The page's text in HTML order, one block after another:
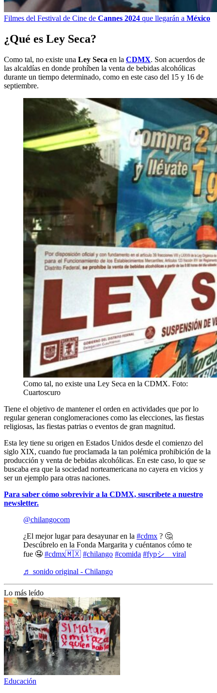
Filmes del Festival de Cine de Cannes 2024 que llegarán a México
¿Qué es Ley Seca?
Como tal, no existe una Ley Seca en la CDMX. Son acuerdos de
las alcaldías en donde prohíben la venta de bebidas alcohólicas
durante un tiempo determinado, como en este caso del 15 y 16 de
septiembre.
Como tal, no existe una Ley Seca en la CDMX. Foto:
Cuartoscuro
Tiene el objetivo de mantener el orden en actividades que por lo
regular generan conglomeraciones como las elecciones, las fiestas
religiosas, las fiestas patrias o eventos de gran magnitud.
Esta ley tiene su origen en Estados Unidos desde el comienzo del
siglo XIX, cuando fue proclamada la tan polémica prohibición de la
producción y venta de bebidas alcohólicas. En este caso, lo que se
buscaba era que la sociedad norteamericana no cayera en vicios y
ser un ejemplo para otras naciones.
Para saber cómo sobrevivir a la CDMX, suscríbete a nuestro
newsletter.
@chilangocom
¿El mejor lugar para desayunar en la #cdmx ? 🤔
Descúbrelo en la Fonda Margarita y cuéntanos cómo te
fue 🤤 #cdmx🇲🇽 #chilango #comida #fypシ゚viral
♬ sonido original - Chilango
Lo más leído
Educación